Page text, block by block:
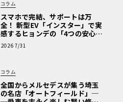
コラム
スマホで完結、サポートは万
全！ 新型EV「インスター」で実
感するヒョンデの「4つの安心」
【第1回・ヒョンデ6つの疑問：
Why? Hyundai?】〈PR〉
2026 7/31
コラム
全国からメルセデスが集う埼玉
の名店「オートフィールド」─